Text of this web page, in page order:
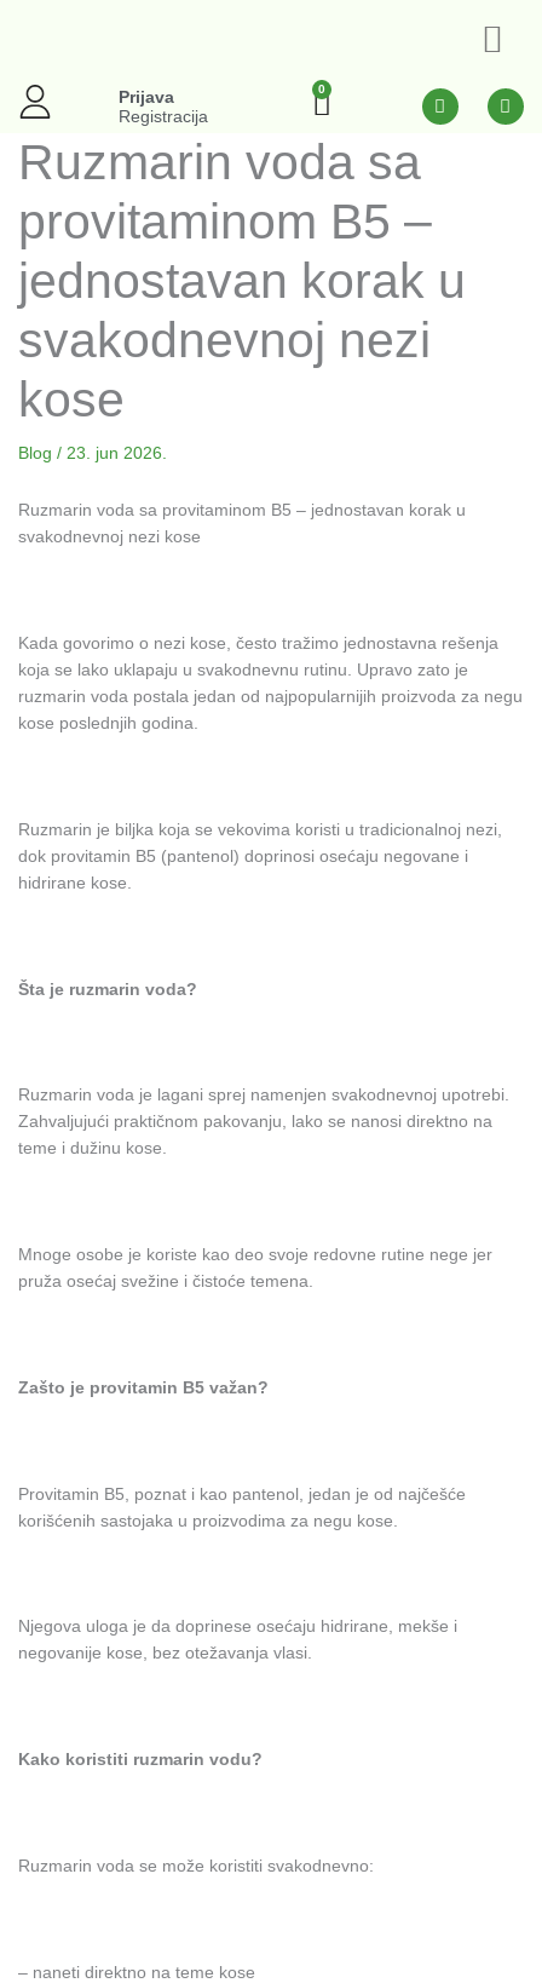
Prijava
Registracija
0
Cart
F
a
I
n
Ruzmarin voda sa
provitaminom B5 –
jednostavan korak u
svakodnevnoj nezi
kose
Blog / 23. jun 2026.
Ruzmarin voda sa provitaminom B5 – jednostavan korak u
svakodnevnoj nezi kose
Kada govorimo o nezi kose, često tražimo jednostavna rešenja
koja se lako uklapaju u svakodnevnu rutinu. Upravo zato je
ruzmarin voda postala jedan od najpopularnijih proizvoda za negu
kose poslednjih godina.
Ruzmarin je biljka koja se vekovima koristi u tradicionalnoj nezi,
dok provitamin B5 (pantenol) doprinosi osećaju negovane i
hidrirane kose.
Šta je ruzmarin voda?
Ruzmarin voda je lagani sprej namenjen svakodnevnoj upotrebi.
Zahvaljujući praktičnom pakovanju, lako se nanosi direktno na
teme i dužinu kose.
Mnoge osobe je koriste kao deo svoje redovne rutine nege jer
pruža osećaj svežine i čistoće temena.
Zašto je provitamin B5 važan?
Provitamin B5, poznat i kao pantenol, jedan je od najčešće
korišćenih sastojaka u proizvodima za negu kose.
Njegova uloga je da doprinese osećaju hidrirane, mekše i
negovanije kose, bez otežavanja vlasi.
Kako koristiti ruzmarin vodu?
Ruzmarin voda se može koristiti svakodnevno:
– naneti direktno na teme kose